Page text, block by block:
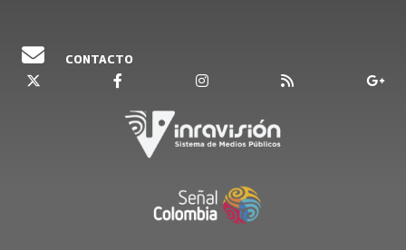
CONTACTO